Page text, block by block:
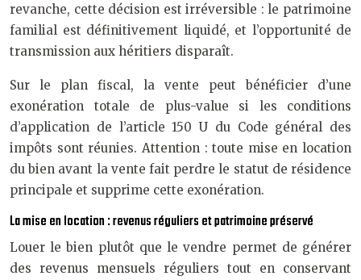
revanche, cette décision est irréversible : le patrimoine
familial est définitivement liquidé, et l’opportunité de
transmission aux héritiers disparaît.
Sur le plan fiscal, la vente peut bénéficier d’une
exonération totale de plus-value si les conditions
d’application de l’article 150 U du Code général des
impôts sont réunies. Attention : toute mise en location
du bien avant la vente fait perdre le statut de résidence
principale et supprime cette exonération.
La mise en location : revenus réguliers et patrimoine préservé
Louer le bien plutôt que le vendre permet de générer
des revenus mensuels réguliers tout en conservant